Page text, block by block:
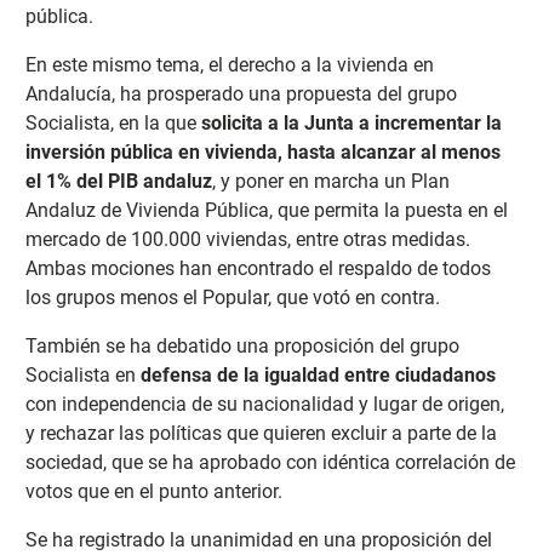
pública.
En este mismo tema, el derecho a la vivienda en
Andalucía, ha prosperado una propuesta del grupo
Socialista, en la que solicita a la Junta a incrementar la
inversión pública en vivienda, hasta alcanzar al menos
el 1% del PIB andaluz, y poner en marcha un Plan
Andaluz de Vivienda Pública, que permita la puesta en el
mercado de 100.000 viviendas, entre otras medidas.
Ambas mociones han encontrado el respaldo de todos
los grupos menos el Popular, que votó en contra.
También se ha debatido una proposición del grupo
Socialista en defensa de la igualdad entre ciudadanos
con independencia de su nacionalidad y lugar de origen,
y rechazar las políticas que quieren excluir a parte de la
sociedad, que se ha aprobado con idéntica correlación de
votos que en el punto anterior.
Se ha registrado la unanimidad en una proposición del